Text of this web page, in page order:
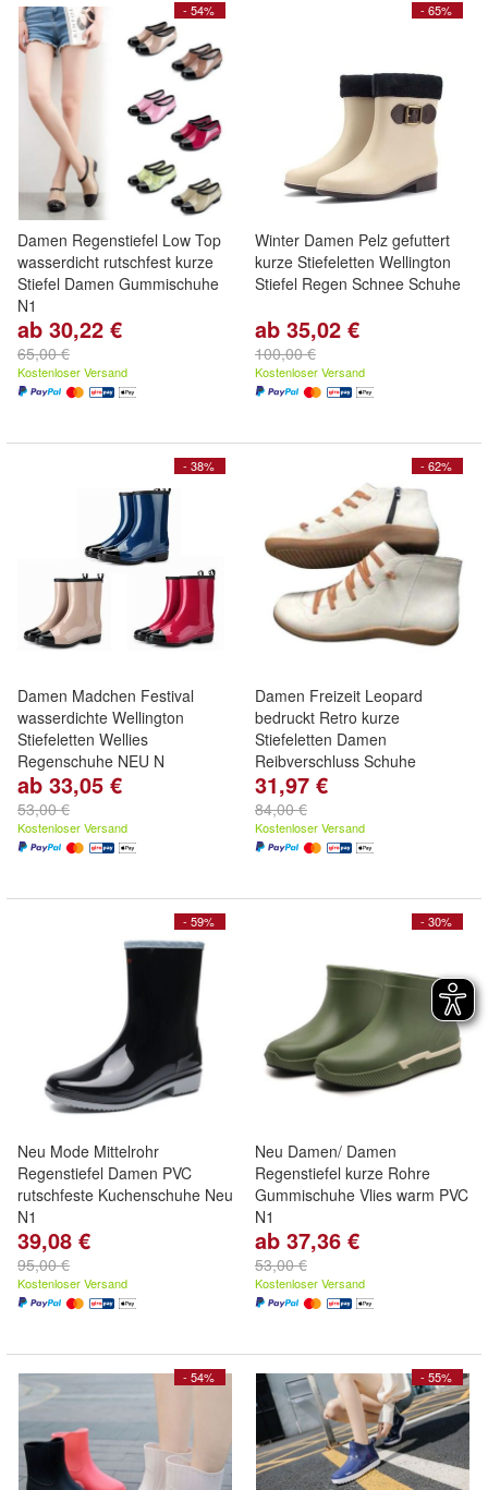
- 54%
Damen Regenstiefel Low Top
wasserdicht rutschfest kurze
Stiefel Damen Gummischuhe
N1
ab 30,22 €
65,00 €
Kostenloser Versand
- 65%
Winter Damen Pelz gefuttert
kurze Stiefeletten Wellington
Stiefel Regen Schnee Schuhe
ab 35,02 €
100,00 €
Kostenloser Versand
- 38%
Damen Madchen Festival
wasserdichte Wellington
Stiefeletten Wellies
Regenschuhe NEU N
ab 33,05 €
53,00 €
Kostenloser Versand
- 62%
Damen Freizeit Leopard
bedruckt Retro kurze
Stiefeletten Damen
Reibverschluss Schuhe
31,97 €
84,00 €
Kostenloser Versand
- 59%
Neu Mode Mittelrohr
Regenstiefel Damen PVC
rutschfeste Kuchenschuhe Neu
N1
39,08 €
95,00 €
Kostenloser Versand
- 30%
Neu Damen/ Damen
Regenstiefel kurze Rohre
Gummischuhe Vlies warm PVC
N1
ab 37,36 €
53,00 €
Kostenloser Versand
- 54% - 55%